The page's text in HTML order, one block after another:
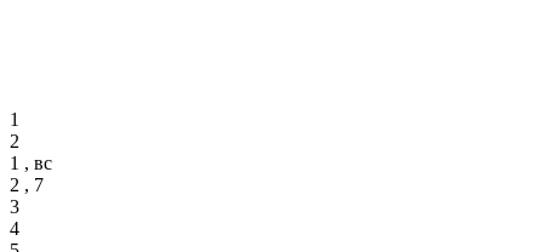
1
2
1 , вс
2 , 7
3
4